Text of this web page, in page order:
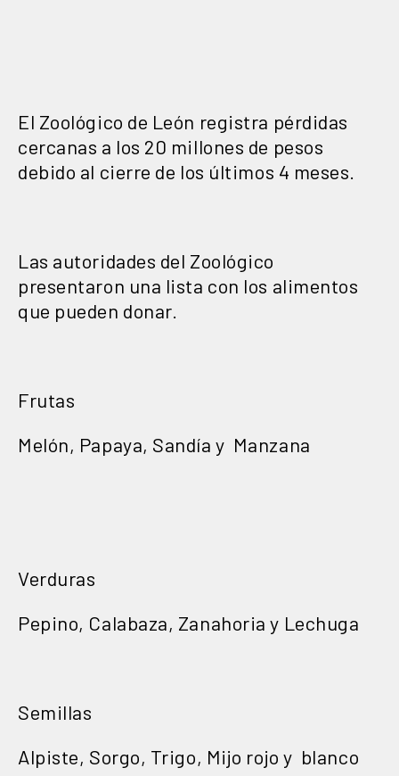
El Zoológico de León registra pérdidas
cercanas a los 20 millones de pesos
debido al cierre de los últimos 4 meses.
Las autoridades del Zoológico
presentaron una lista con los alimentos
que pueden donar.
Frutas
Melón, Papaya, Sandía y Manzana
Verduras
Pepino, Calabaza, Zanahoria y Lechuga
Semillas
Alpiste, Sorgo, Trigo, Mijo rojo y blanco